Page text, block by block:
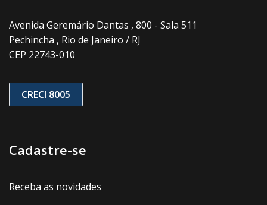
Avenida Geremário Dantas , 800 - Sala 511
Pechincha , Rio de Janeiro / RJ
CEP 22743-010
CRECI 8005
Cadastre-se
Receba as novidades